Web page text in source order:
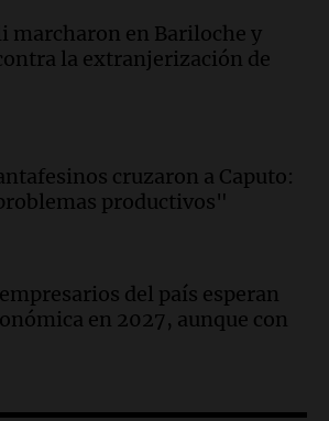
educativos
regreso
vientos
el próximo año
marcharon en Bariloche y
la extranjerización de
cruzaron a Caputo:
productivos"
del país esperan
en 2027, aunque con